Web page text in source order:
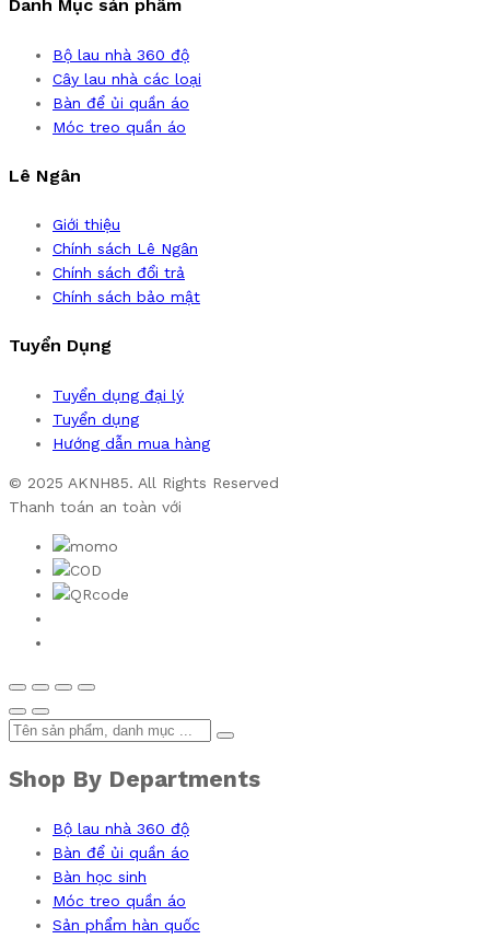
Danh Mục sản phẩm
Bộ lau nhà 360 độ
Cây lau nhà các loại
Bàn để ủi quần áo
Móc treo quần áo
Lê Ngân
Giới thiệu
Chính sách Lê Ngân
Chính sách đổi trả
Chính sách bảo mật
Tuyển Dụng
Tuyển dụng đại lý
Tuyển dụng
Hướng dẫn mua hàng
© 2025 AKNH85. All Rights Reserved
Thanh toán an toàn với
Shop By Departments
Bộ lau nhà 360 độ
Bàn để ủi quần áo
Bàn học sinh
Móc treo quần áo
Sản phẩm hàn quốc